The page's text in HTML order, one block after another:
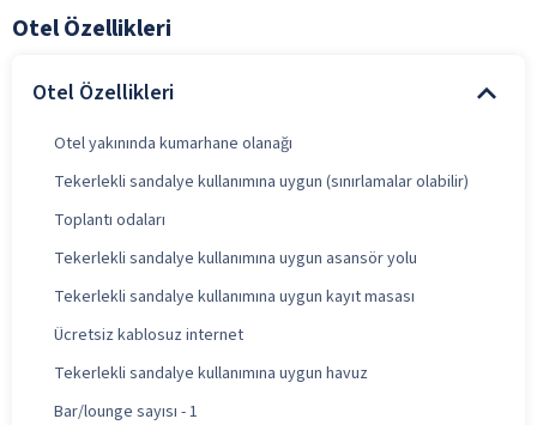
Otel Özellikleri
Otel Özellikleri
Otel yakınında kumarhane olanağı
Tekerlekli sandalye kullanımına uygun (sınırlamalar olabilir)
Toplantı odaları
Tekerlekli sandalye kullanımına uygun asansör yolu
Tekerlekli sandalye kullanımına uygun kayıt masası
Ücretsiz kablosuz internet
Tekerlekli sandalye kullanımına uygun havuz
Bar/lounge sayısı - 1